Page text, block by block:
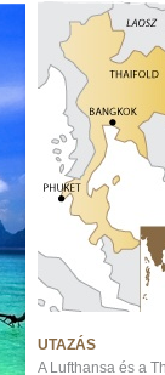
UTAZÁS
A Lufthansa és a